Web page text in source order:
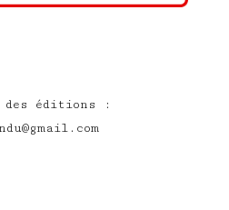
des éditions :